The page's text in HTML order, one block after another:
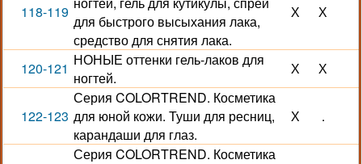
118-119
для быстрого высыхания лака,
средство для снятия лака.
Х Х
120-121 НОНЫЕ оттенки гель-лаков для
ногтей.
Х Х
122-123
Серия COLORTREND. Косметика
для юной кожи. Туши для ресниц,
карандаши для глаз.
Х .
Серия COLORTREND. Косметика